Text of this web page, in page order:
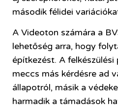
második félidei
A Videoton számára a
lehetőség arra, hogy
építkezést. A
meccs más kérdésre ad
állapotról, másik a
harmadik a támadások